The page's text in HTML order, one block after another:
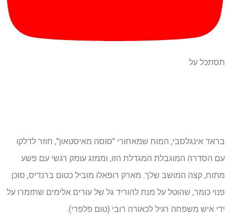
תסתכל על
בראד אינגלסבי, המוח שמאחורי "סוסה מאיסטאון", חוזר לדלקו
עם הסדרה המוגבלת המגדלת הזו, וממזג עומק רגשי עם פשע
מתוח, קצה המושב שלך. מארק רופאלו מוביל כטום ברנדיס, סוכן
פנוי כומר, שהוטל על מנת להוריד גל של עורים אלימים שתזמרו על
ידי איש משפחה רגיל לכאורה רובי (טום פלפרי).